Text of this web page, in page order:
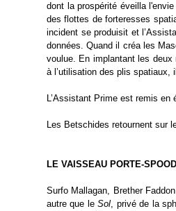
dont la prospérité éveilla
des flottes de forteresses
incident se produisit et
données. Quand il créa les
voulue. En implantant les
à l’utilisation des plis spatiaux,
L’Assistant Prime est remis
Les Betschides retournent sur
LE VAISSEAU PORTE-
Surfo Mallagan, Brether
autre que leSol, privé de la